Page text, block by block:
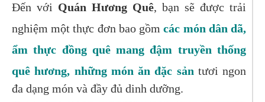
Đến với Quán Hương Quê, bạn sẽ được trải
nghiệm một thực đơn bao gồmcác món dân dã,
ẩm thực đồng quê mang đậm truyền thống
quê hương, những món ăn đặc sản tươi ngon
đa dạng món và đầy đủ dinh dưỡng.